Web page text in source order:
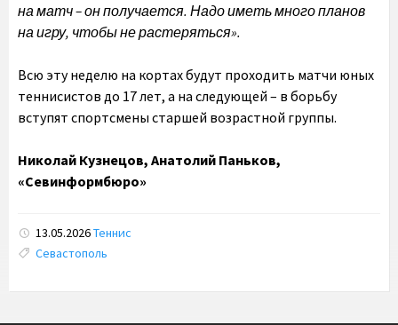
на матч – он получается. Надо иметь много планов
на игру, чтобы не растеряться».
Всю эту неделю на кортах будут проходить матчи юных
теннисистов до 17 лет, а на следующей – в борьбу
вступят спортсмены старшей возрастной группы.
Николай Кузнецов, Анатолий Паньков,
«Севинформбюро»
13.05.2026Теннис
Tags:
Севастополь